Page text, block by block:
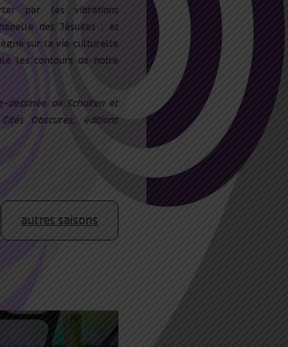
par les vibrations
des Jésuites ; et
sur la vie culturelle
les contours de notre
de Schuiten et
Obscures, éditions
autres saisons